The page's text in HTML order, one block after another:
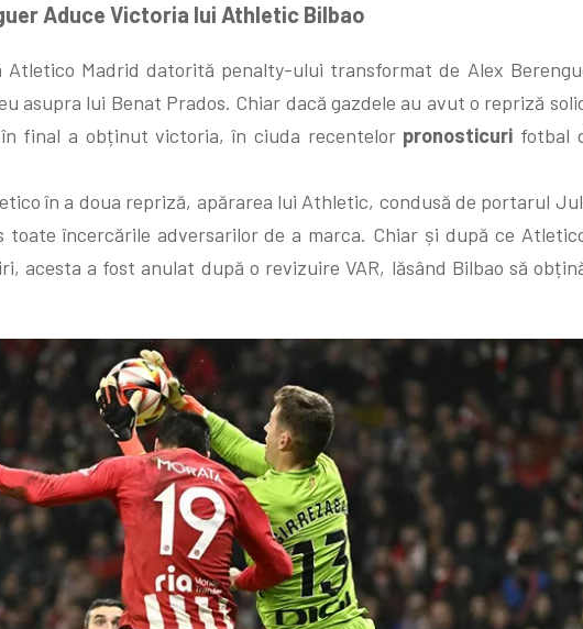
Aduce Victoria lui Athletic Bilbao
Madrid datorită penalty-ului transformat de Alex
asupra lui Benat Prados. Chiar dacă gazdele au avut o repriză
final a obținut victoria, în ciuda recentelor pronosticuri fotbal
în a doua repriză, apărarea lui Athletic, condusă de portarul
încercările adversarilor de a marca. Chiar și după ce
acesta a fost anulat după o revizuire VAR, lăsând Bilbao să